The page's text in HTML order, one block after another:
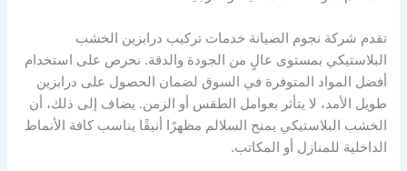
تقدم شركة نجوم الصيانة خدمات تركيب درابزين الخشب
البلاستيكي بمستوى عالٍ من الجودة والدقة. نحرص على استخدام
أفضل المواد المتوفرة في السوق لضمان الحصول على درابزين
طويل الأمد، لا يتأثر بعوامل الطقس أو الزمن. يضاف إلى ذلك، أن
الخشب البلاستيكي يمنح السلالم مظهرًا أنيقًا يناسب كافة الأنماط
الداخلية للمنازل أو المكاتب.